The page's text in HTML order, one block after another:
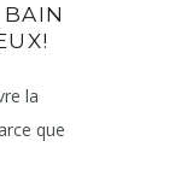
la
que